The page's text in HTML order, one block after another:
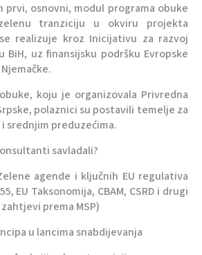
prvi, osnovni, modul programa obuke
tranziciju u okviru projekta
se realizuje kroz Inicijativu za razvoj
uz finansijsku podršku Evropske
koju je organizovala Privredna
polaznici su postavili temelje za
srednjim preduzećima.
savladali?
agende i ključnih EU regulativa
EU Taksonomija, CBAM, CSRD i drugi
prema MSP)
u lancima snabdijevanja